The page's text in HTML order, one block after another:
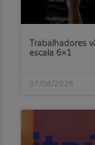
Trabalhadores
escala 6×1
07/08/2026